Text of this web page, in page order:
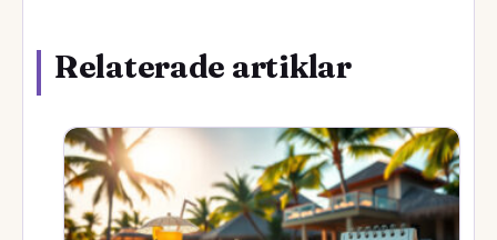
Relaterade artiklar